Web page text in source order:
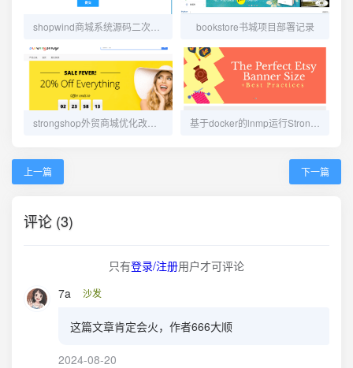
bookstore书城项目部署记录
上一篇 下一篇
评论 (3)
只有登录/注册用户才可评论
7a
沙发
这篇文章肯定会火，作者666大顺
2024-08-20